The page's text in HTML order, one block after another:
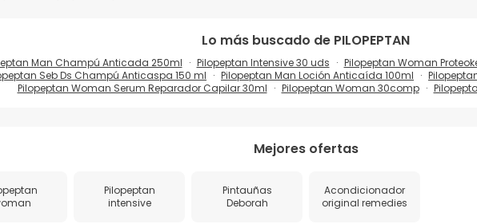
Lo más buscado de PILOPEPTAN
Man Champú Anticada 250ml Pilopeptan Intensive 30 uds
Pilopeptan Woman
Seb Ds Champú Anticaspa 150 ml
Pilopeptan Man Loción Anticaída 100ml
Pilopeptan Woman Serum Reparador Capilar 30ml
Pilopeptan Woman 30comp
Mejores ofertas
Pilopeptan
intensive
Pintauñas
Deborah
Acondicionador
original remedies